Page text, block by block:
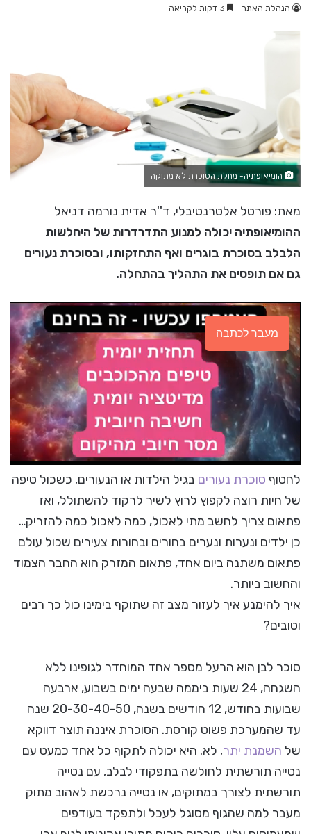
הנהלת האתר
הומיאופתיה- מחלת הסוכרת לא מתוקה
מאת: פורטל אלטרנטיבלי, ד''ר אדית נורמה דניאל
ההומיאופתיה יכולה למנוע התדרדרות של היחלשות
הלבלב בסוכרת בוגרים ואף התחזקותו, ובסוכרת נעורים
גם אם תופסים את התהליך בהתחלה.
מעבר לכתבה
לחטוף סוכרת נעורים בגיל הילדות או הנעורים, כשכול טיפה
של חיות רוצה לקפוץ לרוץ לשיר לרקוד להשתולל, ואז
פתאום צריך לחשב מתי לאכול, כמה לאכול כמה להזריק…
כן ילדים ונערות ונערים בחורים ובחורות צעירים שכול עולם
פתאום משתנה ביום אחד, פתאום המזרק הוא החבר הצמוד
והחשוב ביותר.
איך להימנע איך לעזור מצב זה שתוקף בימינו כול כך רבים
וטובים?
סוכר לבן הוא הרעל מספר אחד המוחדר לגופינו ללא
השגחה, 24 שעות ביממה שבעה ימים בשבוע, ארבעה
שבועות בחודש, 12 חודשים בשנה, 20-30-40-50 שנה
עד שהמערכת פשוט קורסת. הסוכרת איננה תוצר דווקא
של השמנת יתר, לא. היא יכולה לתקוף כל אחד כמעט עם
נטייה תורשתית לחולשה בתפקודי לבלב, עם נטייה
תורשתית לצורך במתוקים, או נטייה נרכשת לאהוב מתוק
מעבר למה שהגוף מסוגל לעכל ולתפקד בעודפים